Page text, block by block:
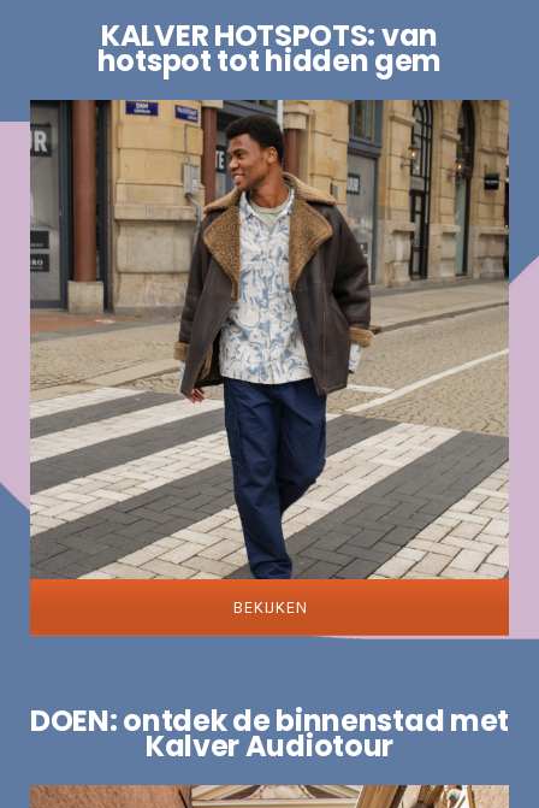
KALVER HOTSPOTS: van
hotspot tot hidden gem
BEKIJKEN
DOEN: ontdek de binnenstad met
Kalver Audiotour